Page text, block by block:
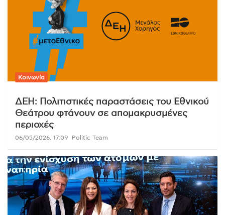
Κοινωνία
ΔΕΗ: Πολιτιστικές παραστάσεις του Εθνικού
Θεάτρου φτάνουν σε απομακρυσμένες
περιοχές
06/05/2026, 17:09 Politic Team